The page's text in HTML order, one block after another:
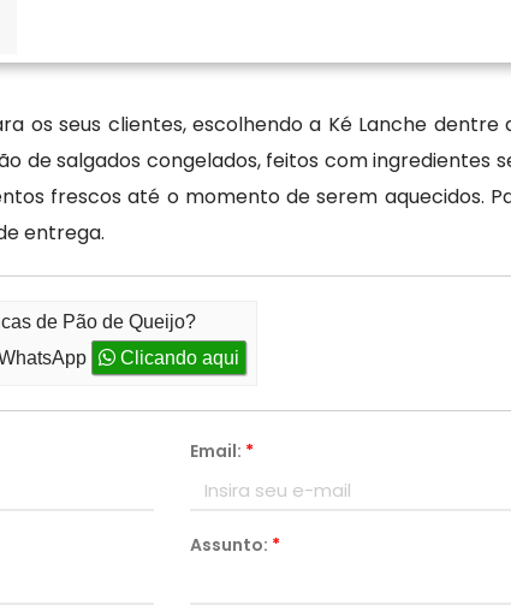
melhores fábricas de pão
os seus clientes, escolhendo a Ké Lanche dentre
de salgados congelados, feitos com ingredientes
frescos até o momento de serem aquecidos.
entrega.
de Pão de Queijo?
Clicando aqui
Email: *
Assunto: *